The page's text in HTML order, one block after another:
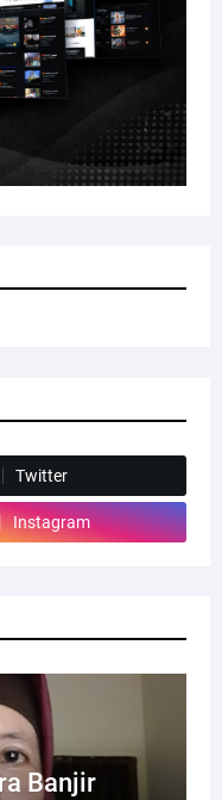
Twitter
Instagram
Banjir